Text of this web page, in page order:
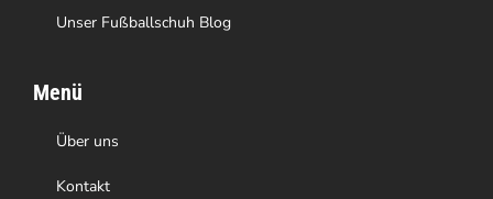
Unser Fußballschuh Blog
Menü
Über uns
Kontakt